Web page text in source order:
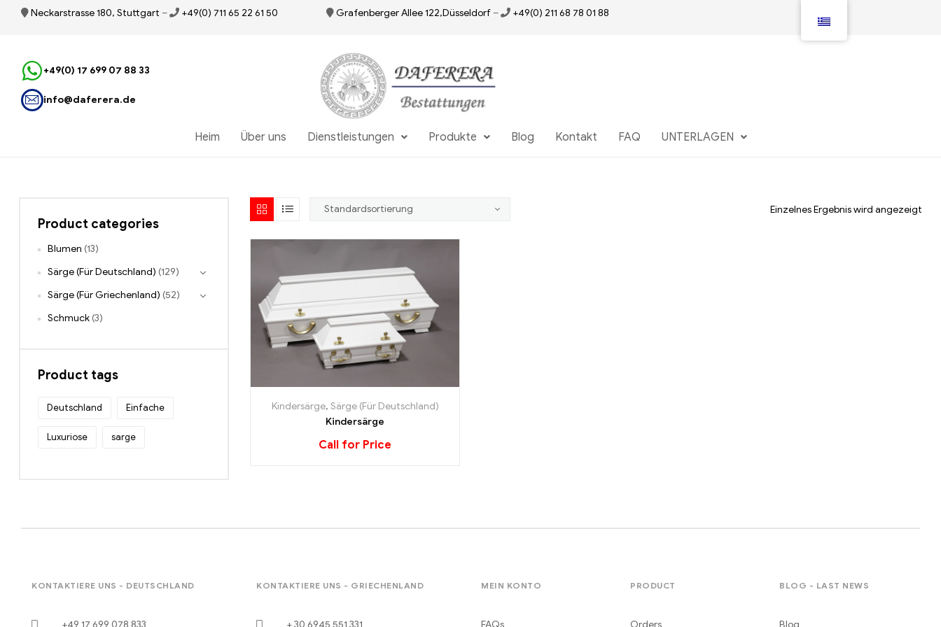
Neckarstrasse 180, Stuttgart – +49(0) 711 65 22 61 50 Grafenberger Allee 122,Düsseldorf – +49(0) 211 68 78 01 88
+49(0) 17 699 07 88 33
info@daferera.de
Heim Über uns Dienstleistungen Produkte Blog Kontakt FAQ UNTERLAGEN
Einzelnes Ergebnis wird angezeigt
Kindersärge, Särge (Für Deutschland)
Kindersärge
Call for Price
Product categories
Blumen (13)
Särge (Für Deutschland) (129)
Särge (Für Griechenland) (52)
Schmuck (3)
Product tags
Deutschland Einfache
Luxuriose sarge
KONTAKTIERE UNS - DEUTSCHLAND KONTAKTIERE UNS - GRIECHENLAND MEIN KONTO PRODUCT BLOG - LAST NEWS